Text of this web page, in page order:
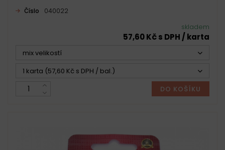
Číslo 040022
skladem
57,60 Kč s DPH / karta
mix velikostí
1 karta (57,60 Kč s DPH / bal.)
DO KOŠÍKU